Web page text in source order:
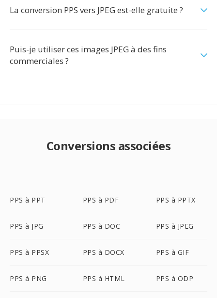
La conversion PPS vers JPEG est-elle gratuite ?
Puis-je utiliser ces images JPEG à des fins
commerciales ?
Conversions associées
PPS à PPT PPS à PDF PPS à PPTX
PPS à JPG PPS à DOC PPS à JPEG
PPS à PPSX PPS à DOCX PPS à GIF
PPS à PNG PPS à HTML PPS à ODP